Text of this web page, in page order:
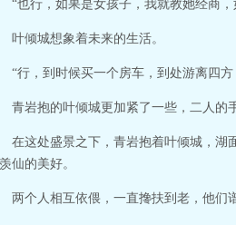
“也行，如果是女孩子，我就教她经商
叶倾城想象着未来的生活。
“行，到时候买一个房车，到处游离四
青岩抱的叶倾城更加紧了一些，二人的
在这处盛景之下，青岩抱着叶倾城，湖
仙的美好。
两个人相互依偎，一直搀扶到老，他们